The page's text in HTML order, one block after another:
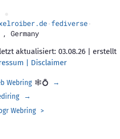
· fediverse·
, Germany
aktualisiert: 03.08.26 | erstellt
| Disclaimer
Webring 🕸💍
→
→
Webring >